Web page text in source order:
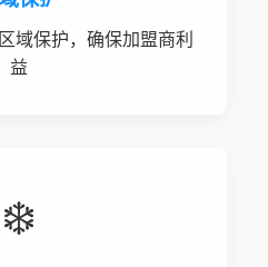
域保护，确保加盟商利
益
❄️